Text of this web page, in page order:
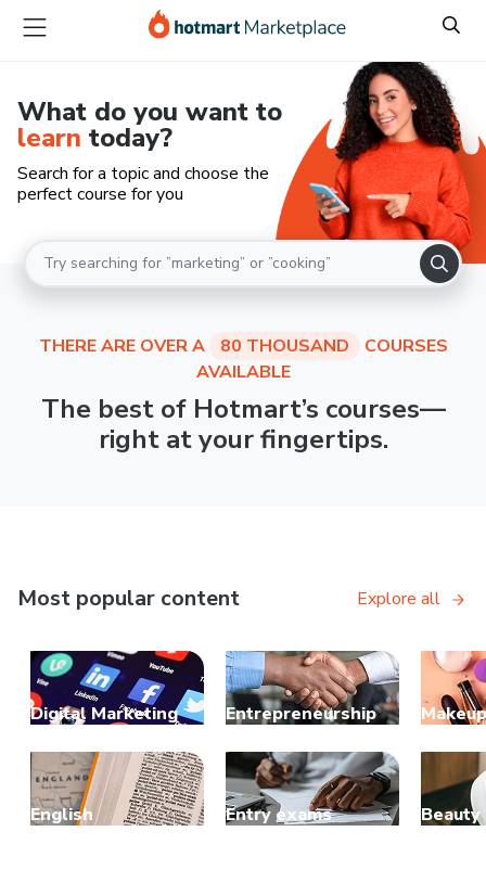
What do you want to
learn today?
Search for a topic and choose the
perfect course for you
THERE ARE OVER A 80 THOUSAND
COURSES
AVAILABLE
The best of Hotmart’s courses—
right at your fingertips.
Most popular content Explore all
Digital Marketing Entrepreneurship Makeup
English Entry exams Beauty